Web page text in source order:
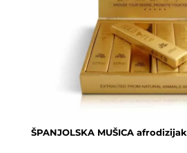
ŠPANJOLSKA MUŠICA afrodizijak